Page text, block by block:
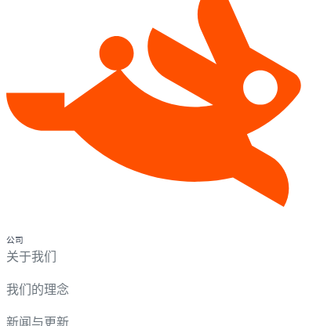
公司
关于我们
我们的理念
新闻与更新